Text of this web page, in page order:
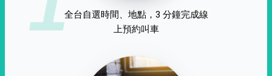
全台自選時間、地點，3 分鐘完成線
上預約叫車